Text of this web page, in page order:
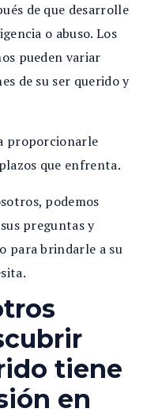
de que desarrolle
o abuso. Los
pueden variar
de su ser querido y
proporcionarle
que enfrenta.
podemos
preguntas y
para brindarle a su
tiene
en